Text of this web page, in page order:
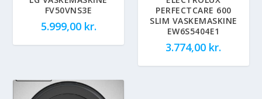
FV50VNS3E
5.999,00 kr.
PERFECTCARE 600
SLIM VASKEMASKINE
EW6S5404E1
3.774,00 kr.